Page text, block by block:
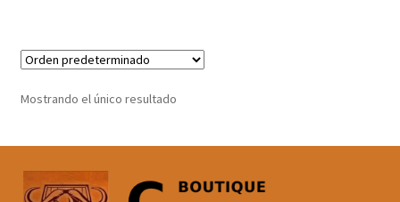
Mostrando el único resultado